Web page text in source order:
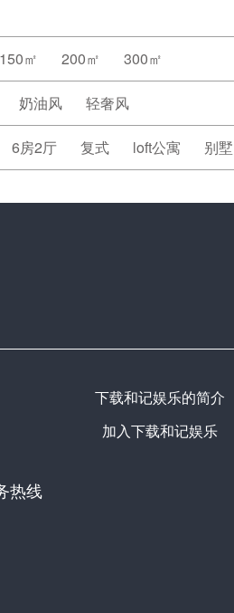
150㎡ 200㎡ 300㎡
奶油风 轻奢风
6房2厅 复式 loft公寓 别墅
热线
下载和记娱乐的简介
加入下载和记娱乐